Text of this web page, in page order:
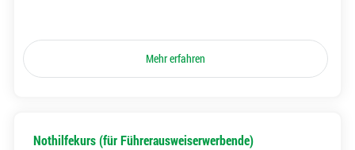
Mehr erfahren
Nothilfekurs (für Führerausweiserwerbende)